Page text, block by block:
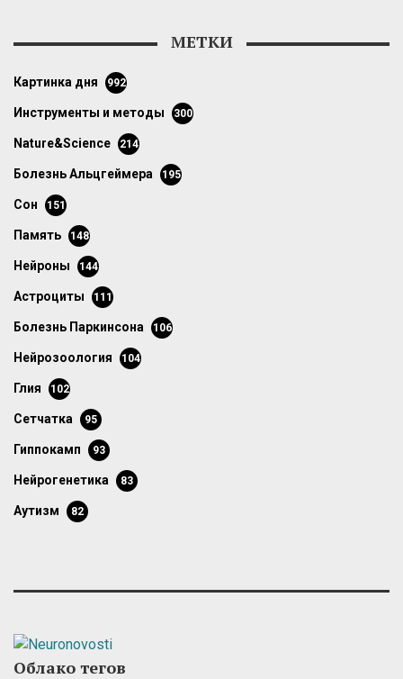
МЕТКИ
картинка дня 992
инструменты и методы 300
Nature&Science 214
болезнь Альцгеймера 195
сон 151
память 148
нейроны 144
астроциты 111
болезнь Паркинсона 106
нейрозоология 104
глия 102
сетчатка 95
гиппокамп 93
нейрогенетика 83
аутизм 82
Облако тегов